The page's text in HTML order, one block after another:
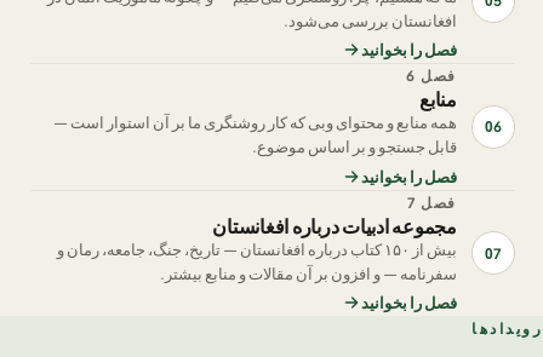
افغانستان بررسی می‌شود.
فصل را بخوانید
06
فصل 6
منابع
همه منابع و محتوای وبی که کار روشنگری ما بر آن استوار است —
قابل جستجو و بر اساس موضوع.
فصل را بخوانید
07
فصل 7
مجموعه ادبیات درباره افغانستان
بیش از ۱۵۰ کتاب درباره افغانستان — تاریخ، جنگ، جامعه، رمان و
سفرنامه — و افزون بر آن مقالات و منابع بیشتر.
فصل را بخوانید
رویدادها